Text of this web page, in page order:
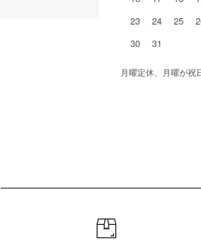
23
24 25
30
31
月曜定休、月曜が祝